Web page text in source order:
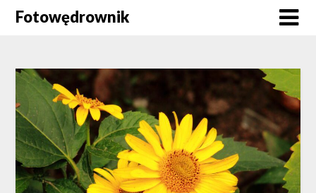
SkipFotowędrownik